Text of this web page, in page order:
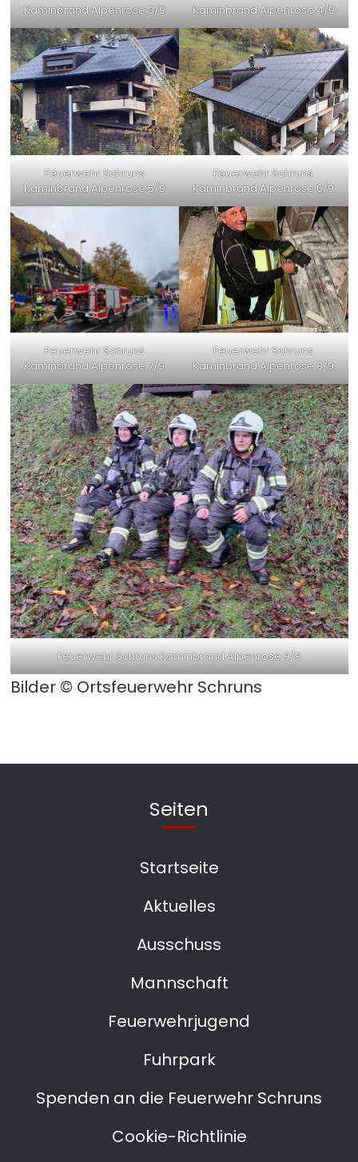
Kaminbrand Alpenrose 3/9
Kaminbrand Alpenrose 4/9
Feuerwehr Schruns
Kaminbrand Alpenrose 5/9
Feuerwehr Schruns
Kaminbrand Alpenrose 6/9
Feuerwehr Schruns
Kaminbrand Alpenrose 7/9
Feuerwehr Schruns
Kaminbrand Alpenrose 8/9
Feuerwehr Schruns Kaminbrand Alpenrose 9/9
Bilder © Ortsfeuerwehr Schruns
Seiten
Startseite
Aktuelles
Ausschuss
Mannschaft
Feuerwehrjugend
Fuhrpark
Spenden an die Feuerwehr Schruns
Cookie-Richtlinie